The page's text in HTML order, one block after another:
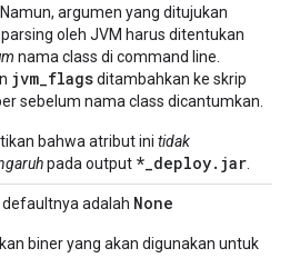
argumen yang ditujukan
oleh JVM harus ditentukan
nama class di command line.
jvm_flagsditambahkan ke skrip
sebelum nama class dicantumkan.
bahwa atribut ini tidak
pada output *_deploy.jar
defaultnya adalah None
biner yang akan digunakan untuk